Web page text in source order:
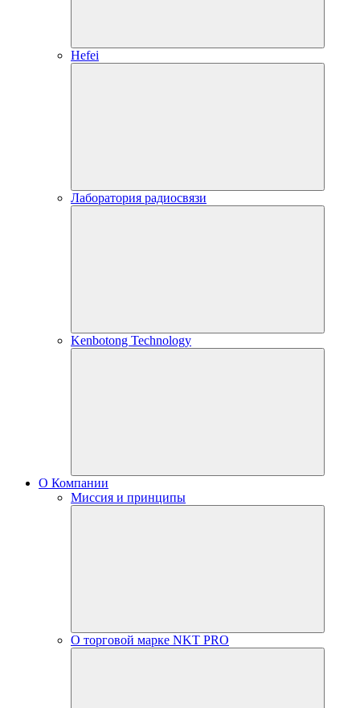
Hefei
Лаборатория радиосвязи
Kenbotong Technology
О Компании
Миссия и принципы
О торговой марке NKT PRO